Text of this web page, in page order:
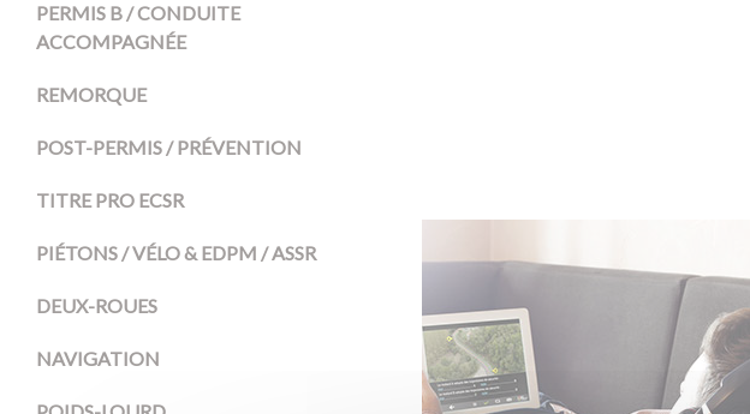
PERMIS B / CONDUITE
ACCOMPAGNÉE
REMORQUE
POST-PERMIS / PRÉVENTION
TITRE PRO ECSR
PIÉTONS / VÉLO & EDPM / ASSR
DEUX-ROUES
NAVIGATION